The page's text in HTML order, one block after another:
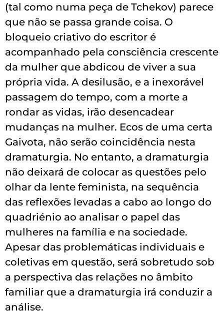
(tal como numa peça de Tchekov) parece
que não se passa grande coisa. O
bloqueio criativo do escritor é
acompanhado pela consciência crescente
da mulher que abdicou de viver a sua
própria vida. A desilusão, e a inexorável
passagem do tempo, com a morte a
rondar as vidas, irão desencadear
mudanças na mulher. Ecos de uma certa
Gaivota, não serão coincidência nesta
dramaturgia. No entanto, a dramaturgia
não deixará de colocar as questões pelo
olhar da lente feminista, na sequência
das reflexões levadas a cabo ao longo do
quadriénio ao analisar o papel das
mulheres na família e na sociedade.
Apesar das problemáticas individuais e
coletivas em questão, será sobretudo sob
a perspectiva das relações no âmbito
familiar que a dramaturgia irá conduzir a
análise.